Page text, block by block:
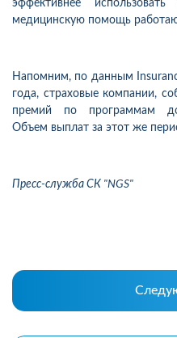
эффективнее
медицинскую помощь
Напомним, по данным
года, страховые компании,
премий по программам
Объем выплат за этот же
Пресс-служба СК "NGS"